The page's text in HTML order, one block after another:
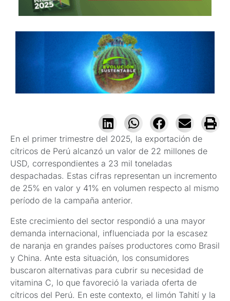
En el primer trimestre del 2025, la exportación de
cítricos de Perú alcanzó un valor de 22 millones de
USD, correspondientes a 23 mil toneladas
despachadas. Estas cifras representan un incremento
de 25% en valor y 41% en volumen respecto al mismo
período de la campaña anterior.
Este crecimiento del sector respondió a una mayor
demanda internacional, influenciada por la escasez
de naranja en grandes países productores como Brasil
y China. Ante esta situación, los consumidores
buscaron alternativas para cubrir su necesidad de
vitamina C, lo que favoreció la variada oferta de
cítricos del Perú. En este contexto, el limón Tahití y la